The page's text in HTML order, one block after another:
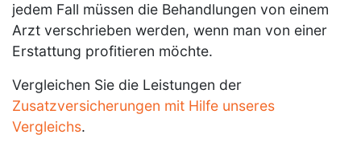
jedem Fall müssen die Behandlungen von einem
Arzt verschrieben werden, wenn man von einer
Erstattung profitieren möchte.
Vergleichen Sie die Leistungen der
Zusatzversicherungen mit Hilfe unseres
Vergleichs.